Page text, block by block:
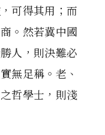
可得其用；而
。然若冀中國
人，則決難必
無足稱。老、
哲學士，則淺